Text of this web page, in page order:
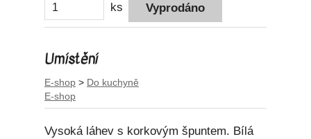
ks
Umístění
E-shop > Do kuchyně
E-shop
Vysoká láhev s korkovým špuntem. Bílá